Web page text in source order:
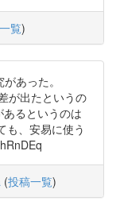
覧)
あった。
が出たというの
るというのは
も、安易に使う
(投稿一覧)